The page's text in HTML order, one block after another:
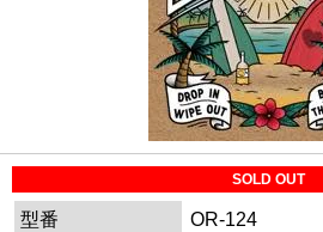
SOLD OUT
型番
OR-124